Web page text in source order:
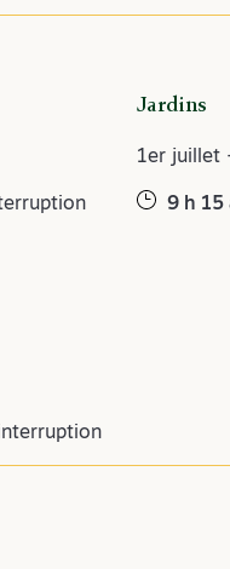
Jardins
1er juillet
9 h 15